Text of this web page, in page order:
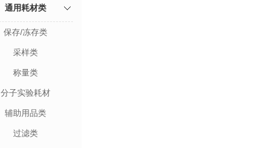
通用耗材类
保存/冻存类
采样类
称量类
分子实验耗材
辅助用品类
过滤类